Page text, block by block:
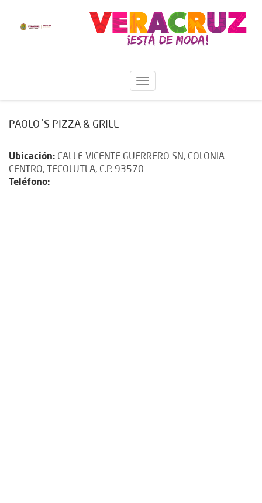
PAOLO´S PIZZA & GRILL
Ubicación: CALLE VICENTE GUERRERO SN, COLONIA
CENTRO, TECOLUTLA, C.P. 93570
Teléfono: